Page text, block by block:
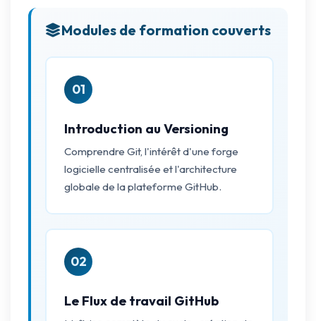
Modules de formation couverts
01
Introduction au Versioning
Comprendre Git, l'intérêt d'une forge
logicielle centralisée et l'architecture
globale de la plateforme GitHub.
02
Le Flux de travail GitHub